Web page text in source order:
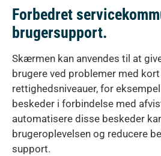
Forbedret
brugersupport.
Skærmen kan anvendes til at
brugere ved problemer med
rettighedsniveauer, for
beskeder i forbindelse med
automatisere disse beskeder
brugeroplevelsen og reducere
support.